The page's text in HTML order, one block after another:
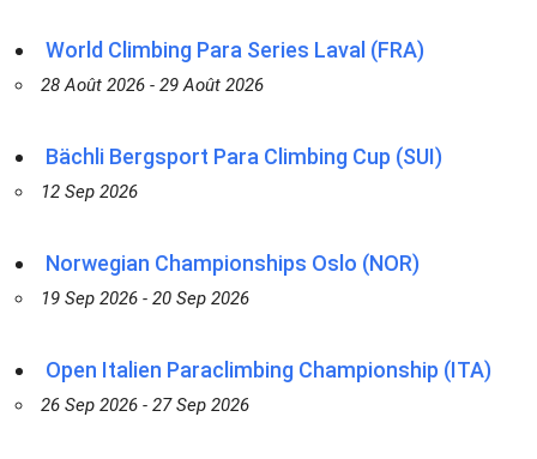
World Climbing Para Series Laval (FRA)
28 Août 2026 - 29 Août 2026
Bächli Bergsport Para Climbing Cup (SUI)
12 Sep 2026
Norwegian Championships Oslo (NOR)
19 Sep 2026 - 20 Sep 2026
Open Italien Paraclimbing Championship (ITA)
26 Sep 2026 - 27 Sep 2026